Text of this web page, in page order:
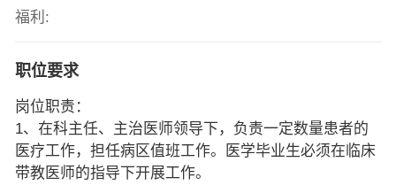
福利:
职位要求
岗位职责：
1、在科主任、主治医师领导下，负责一定数量患者的
医疗工作，担任病区值班工作。医学毕业生必须在临床
带教医师的指导下开展工作。